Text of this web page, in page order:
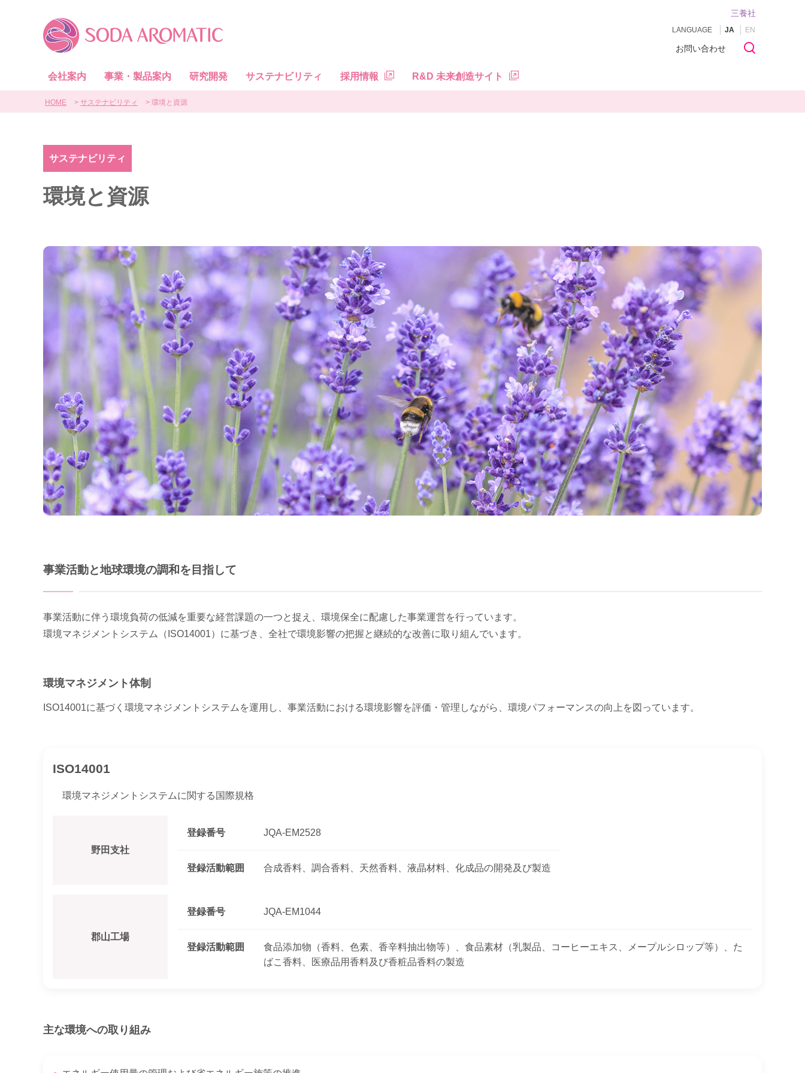
お問い合わせ
三養社
LANGUAGE JA EN
会社案内 事業・製品案内 研究開発 サステナビリティ 採用情報 R&D 未来創造サイト
HOME サステナビリティ 環境と資源
サステナビリティ
環境と資源
事業活動と地球環境の調和を目指して
事業活動に伴う環境負荷の低減を重要な経営課題の一つと捉え、環境保全に配慮した事業運営を行っています。
環境マネジメントシステム（ISO14001）に基づき、全社で環境影響の把握と継続的な改善に取り組んでいます。
環境マネジメント体制
ISO14001に基づく環境マネジメントシステムを運用し、事業活動における環境影響を評価・管理しながら、環境パフォーマンスの向上を図っています。
ISO14001
環境マネジメントシステムに関する国際規格
野田支社
登録番号 JQA-EM2528
登録活動範囲 合成香料、調合香料、天然香料、液晶材料、化成品の開発及び製造
郡山工場
登録番号 JQA-EM1044
登録活動範囲
食品添加物（香料、色素、香辛料抽出物等）、食品素材（乳製品、コーヒーエキス、メープルシロップ等）、た
ばこ香料、医療品用香料及び香粧品香料の製造
主な環境への取り組み